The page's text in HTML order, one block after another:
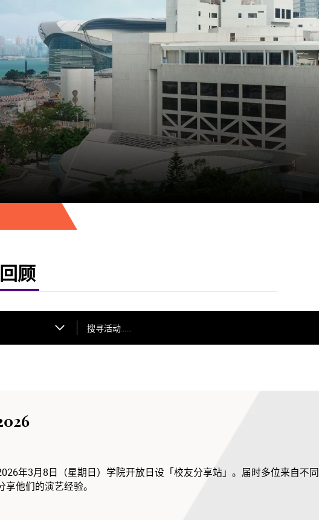
顾
搜寻活动……
年3月8日（星期日）学院开放日设「校友分享站」。届时多位来自不同
他们的演艺经验。